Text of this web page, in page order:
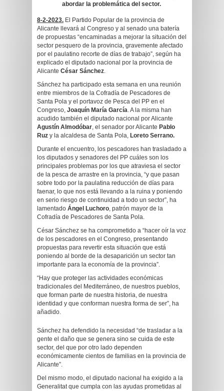
abordar la problemática del sector.
8-2-2023. El Partido Popular de la provincia de
Alicante llevará al Congreso y al senado una batería
de propuestas “encaminadas a mejorar la situación del
sector pesquero de la provincia, gravemente afectado
por el paulatino recorte de días de trabajo”, según ha
explicado el diputado nacional por la provincia de
Alicante César Sánchez.
Sánchez ha participado esta semana en una reunión
entre miembros de la Cofradía de Pescadores de
Santa Pola y el portavoz de Pesca del PP en el
Congreso, Joaquín María García. A la misma han
acudido también el diputado nacional por Alicante
Agustín Almodóbar, el senador por Alicante Pablo
Ruz y la alcaldesa de Santa Pola, Loreto Serrano.
Durante el encuentro, los pescadores han trasladado a
los diputados y senadores del PP cuáles son los
principales problemas por los que atraviesa el sector
de la pesca de arrastre en la provincia, “y que pasan
sobre todo por la paulatina reducción de días para
faenar, lo que nos está llevando a la ruina y poniendo
en serio riesgo de continuidad a todo un sector”, ha
lamentado Ángel Luchoro, patrón mayor de la
Cofradía de Pescadores de Santa Pola.
César Sánchez se ha comprometido a “hacer oír la voz
de los pescadores en el Congreso, presentando
propuestas para revertir esta situación que está
poniendo al borde de la desaparición un sector tan
importante para la economía de la provincia”.
“Hay que proteger las actividades económicas
tradicionales del Mediterráneo, de nuestros pueblos,
que forman parte de nuestra historia, de nuestra
identidad y que conforman nuestra forma de ser”, ha
añadido.
Sánchez ha defendido la necesidad “de trasladar a la
gente el daño que se genera sino se cuida de este
sector, del que por otro lado dependen
económicamente cientos de familias en la provincia de
Alicante”.
Del mismo modo, el diputado nacional ha exigido a la
Generalitat que cumpla con las ayudas prometidas al